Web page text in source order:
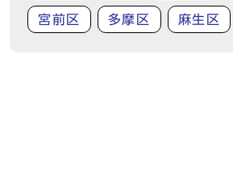
宮前区 多摩区 麻生区